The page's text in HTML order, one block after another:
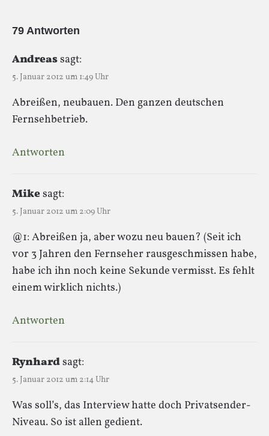
79 Antworten
Andreassagt:
5. Januar 2012 um 1:49 Uhr
Abreißen, neubauen. Den ganzen deutschen
Fernsehbetrieb.
Antworten
Mikesagt:
5. Januar 2012 um 2:09 Uhr
@1: Abreißen ja, aber wozu neu bauen? (Seit ich
vor 3 Jahren den Fernseher rausgeschmissen habe,
habe ich ihn noch keine Sekunde vermisst. Es fehlt
einem wirklich nichts.)
Antworten
Rynhardsagt:
5. Januar 2012 um 2:14 Uhr
Was soll’s, das Interview hatte doch Privatsender-
Niveau. So ist allen gedient.